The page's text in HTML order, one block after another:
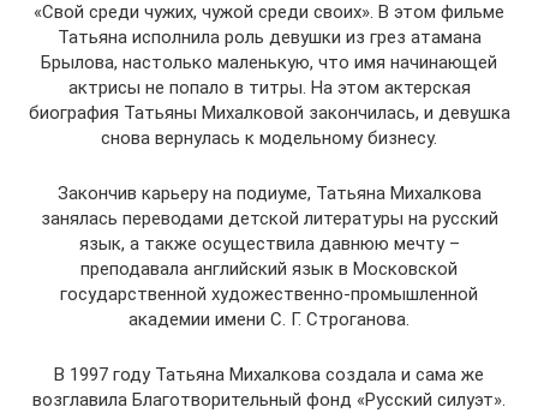
«Свой среди чужих, чужой среди своих». В этом фильме
Татьяна исполнила роль девушки из грез атамана
Брылова, настолько маленькую, что имя начинающей
актрисы не попало в титры. На этом актерская
биография Татьяны Михалковой закончилась, и девушка
снова вернулась к модельному бизнесу.
Закончив карьеру на подиуме, Татьяна Михалкова
занялась переводами детской литературы на русский
язык, а также осуществила давнюю мечту –
преподавала английский язык в Московской
государственной художественно-промышленной
академии имени С. Г. Строганова.
В 1997 году Татьяна Михалкова создала и сама же
возглавила Благотворительный фонд «Русский силуэт».